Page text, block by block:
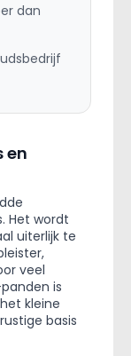
dan
en
Het wordt
uiterlijk te
veel
is
kleine
basis